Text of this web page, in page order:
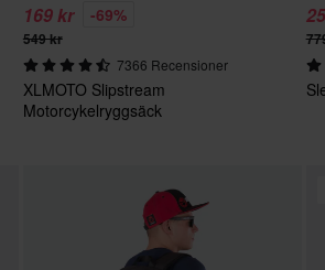
169 kr -69%
549 kr
7366 Recensioner
XLMOTO Slipstream
Motorcykelryggsäck